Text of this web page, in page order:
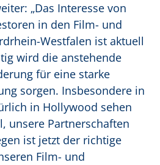
„Das Interesse von
in den Film- und
Westfalen ist aktuell
wird die anstehende
für eine starke
sorgen. Insbesondere in
in Hollywood sehen
unsere Partnerschaften
ist jetzt der richtige
Film- und